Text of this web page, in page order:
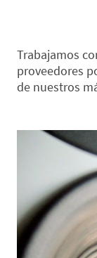
Trabajamos
proveedores
de nuestros